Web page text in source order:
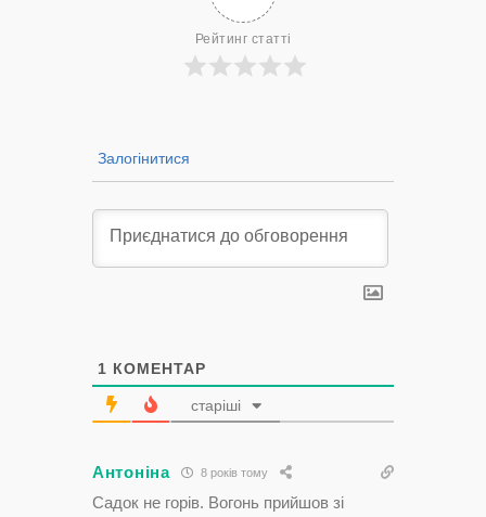
Рейтинг статті
Залогінитися
1 КОМЕНТАР
старіші
Антоніна 8 років тому
Садок не горів. Вогонь прийшов зі